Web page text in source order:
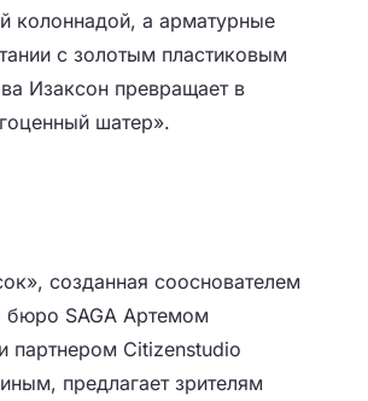
колоннадой, а арматурные
с золотым пластиковым
Изаксон превращает в
шатер».
созданная сооснователем
бюро SAGA Артемом
партнером Citizenstudio
предлагает зрителям